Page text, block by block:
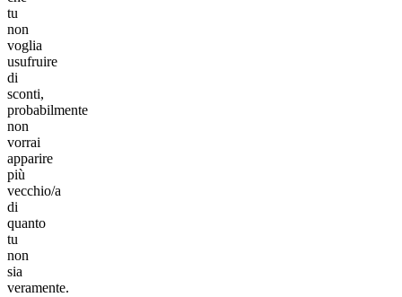
tu
non
voglia
usufruire
di
sconti,
probabilmente
non
vorrai
apparire
più
vecchio/a
di
quanto
tu
non
sia
veramente.